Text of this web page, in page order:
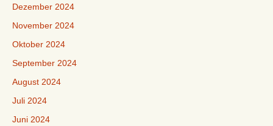
Dezember 2024
November 2024
Oktober 2024
September 2024
August 2024
Juli 2024
Juni 2024